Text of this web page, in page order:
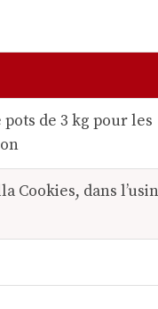
de 3 kg pour les
Cookies, dans